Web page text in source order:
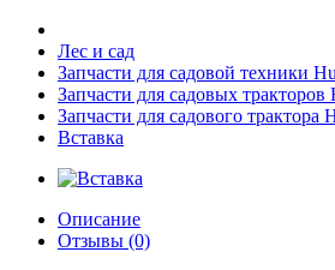
Лес и сад
Запчасти для садовой техники
Запчасти для садовых тракторов
Запчасти для садового трактора
Вставка
Описание
Отзывы (0)